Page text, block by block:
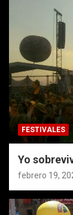
FESTIVALES
Yo
febrero 19,